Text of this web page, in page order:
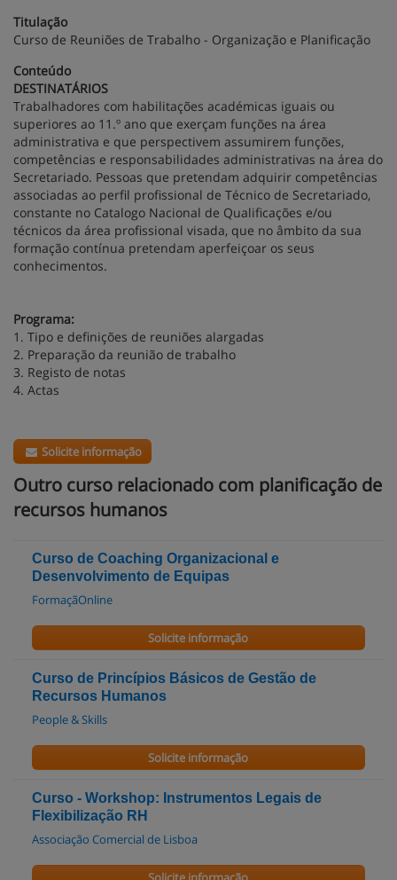
Titulação
Curso de Reuniões de Trabalho - Organização e Planificação
Conteúdo
DESTINATÁRIOS
Trabalhadores com habilitações académicas iguais ou
superiores ao 11.º ano que exerçam funções na área
administrativa e que perspectivem assumirem funções,
competências e responsabilidades administrativas na área do
Secretariado. Pessoas que pretendam adquirir competências
associadas ao perfil profissional de Técnico de Secretariado,
constante no Catalogo Nacional de Qualificações e/ou
técnicos da área profissional visada, que no âmbito da sua
formação contínua pretendam aperfeiçoar os seus
conhecimentos.
Programa:
1. Tipo e definições de reuniões alargadas
2. Preparação da reunião de trabalho
3. Registo de notas
4. Actas
Solicite informação
Outro curso relacionado com planificação de
recursos humanos
Curso de Coaching Organizacional e
Desenvolvimento de Equipas
FormaçãOnline
Solicite informação
Curso de Princípios Básicos de Gestão de
Recursos Humanos
People & Skills
Solicite informação
Curso - Workshop: Instrumentos Legais de
Flexibilização RH
Associação Comercial de Lisboa